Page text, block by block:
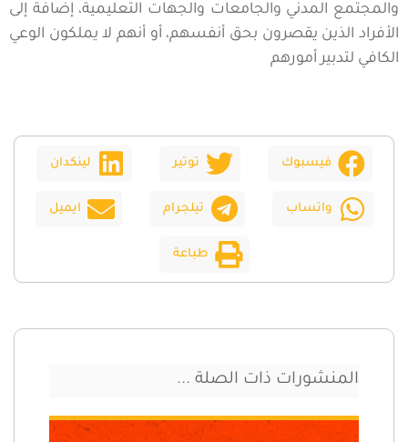
والمجتمع المدني والجامعات والجهات التعليمية، إضافة إلى
الأفراد الذين يقصرون بحق أنفسهم، أو أنهم لا يملكون الوعي
الكافي لتدبير أمورهم
فيسبوك توتير لينكدان
واتساب تيلجرام ايميل
طباعة
المنشورات ذات الصلة ...